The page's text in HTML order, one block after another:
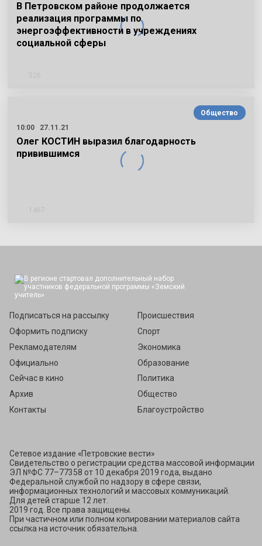
В Петровском районе продолжается
реализация программы по
энергоэффективности в учреждениях
социальной сферы
Общество
10:00
27.11.21
Олег КОСТИН выразил благодарность
привившимся
Подписаться на рассылку
Оформить подписку
Рекламодателям
Официально
Сейчас в кино
Архив
Контакты
Происшествия
Спорт
Экономика
Образование
Политика
Общество
Благоустройство
Сетевое издание «Петровские вести»
Свидетельство о регистрации средства массовой информации
ЭЛ №ФС 77–77358 от 10 декабря 2019 года, выдано
Федеральной службой по надзору в сфере связи,
информационных технологий и массовых коммуникаций.
Для детей старше 12 лет.
2019 год. Все права защищены.
При частичном или полном копировании материалов сайта
ссылка на источник обязательна.
Подписаться